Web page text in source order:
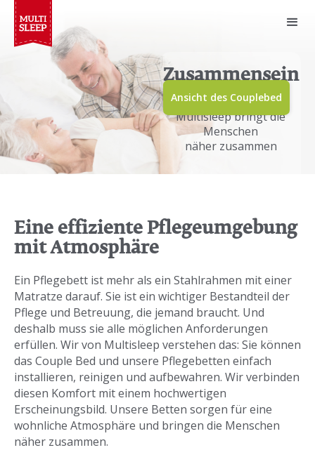
Zusammensein
mit Sorgfalt
Multisleep bringt die
Menschen
näher zusammen
Ansicht des Couplebed
Eine effiziente Pflegeumgebung
mit Atmosphäre
Ein Pflegebett ist mehr als ein Stahlrahmen mit einer
Matratze darauf. Sie ist ein wichtiger Bestandteil der
Pflege und Betreuung, die jemand braucht. Und
deshalb muss sie alle möglichen Anforderungen
erfüllen. Wir von Multisleep verstehen das: Sie können
das Couple Bed und unsere Pflegebetten einfach
installieren, reinigen und aufbewahren. Wir verbinden
diesen Komfort mit einem hochwertigen
Erscheinungsbild. Unsere Betten sorgen für eine
wohnliche Atmosphäre und bringen die Menschen
näher zusammen.